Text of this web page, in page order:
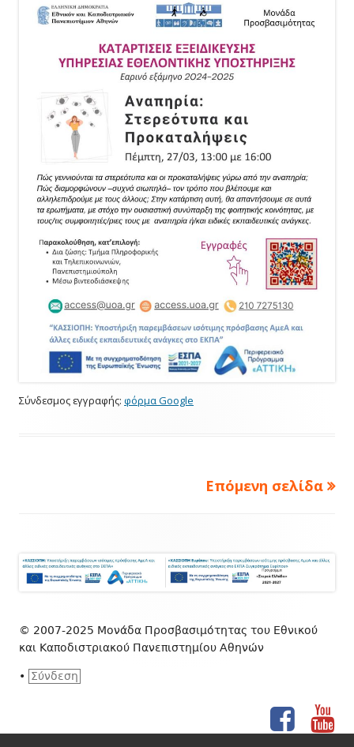
Σύνδεσμος εγγραφής: φόρμα Google
Επόμενη σελίδα
© 2007-2025 Μονάδα Προσβασιμότητας του Εθνικού
και Καποδιστριακού Πανεπιστημίου Αθηνών
• Σύνδεση
Links
Facebook